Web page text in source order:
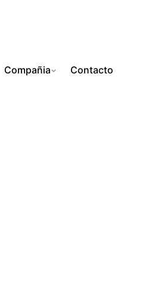
Compañia Contacto